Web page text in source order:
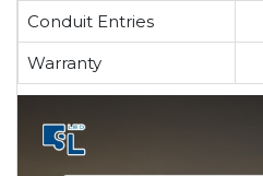
Conduit Entries
Warranty